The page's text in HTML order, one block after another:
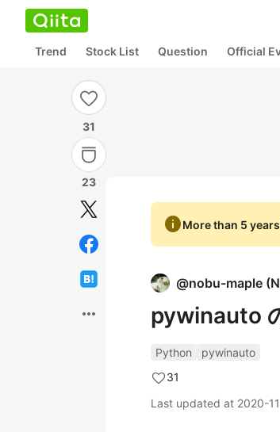
Trend Stock List Question Official
31
23
more_horiz
infoMore than 5
@nobu-maple (
pywinauto
Python
pywinauto
31
Last updated at 2020-